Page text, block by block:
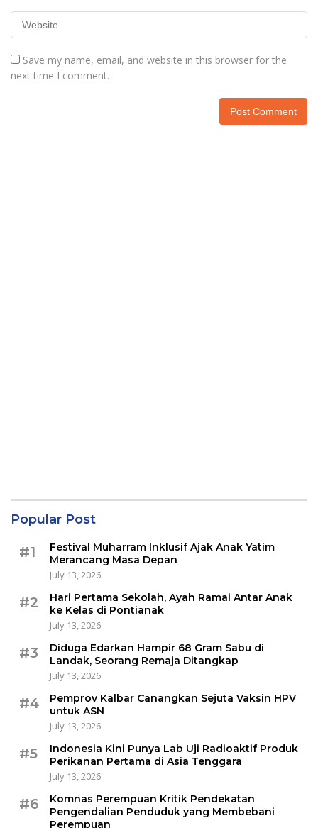
Save my name, email, and website in this browser for the
next time I comment.
Popular Post
#1
Festival Muharram Inklusif Ajak Anak Yatim
Merancang Masa Depan
July 13, 2026
#2
Hari Pertama Sekolah, Ayah Ramai Antar Anak
ke Kelas di Pontianak
July 13, 2026
#3
Diduga Edarkan Hampir 68 Gram Sabu di
Landak, Seorang Remaja Ditangkap
July 13, 2026
#4
Pemprov Kalbar Canangkan Sejuta Vaksin HPV
untuk ASN
July 13, 2026
#5
Indonesia Kini Punya Lab Uji Radioaktif Produk
Perikanan Pertama di Asia Tenggara
July 13, 2026
#6
Komnas Perempuan Kritik Pendekatan
Pengendalian Penduduk yang Membebani
Perempuan